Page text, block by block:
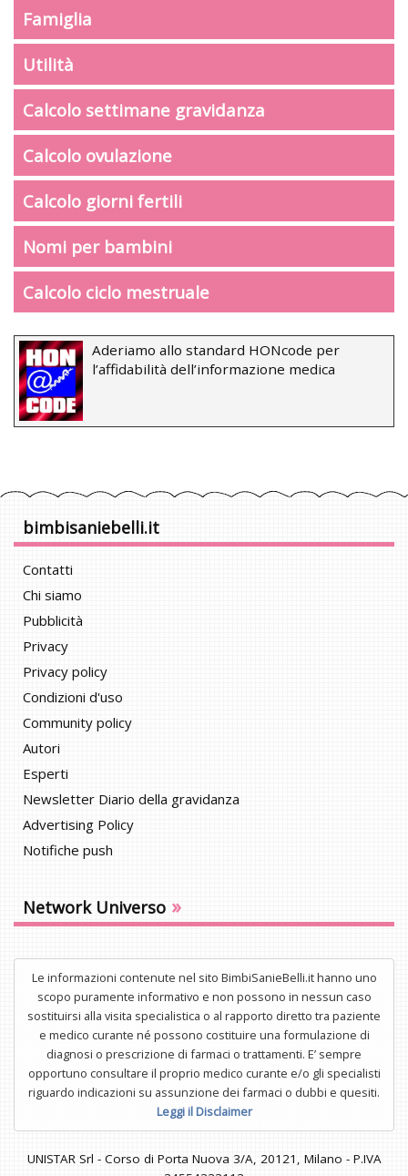
Famiglia
Utilità
Calcolo settimane gravidanza
Calcolo ovulazione
Calcolo giorni fertili
Nomi per bambini
Calcolo ciclo mestruale
Aderiamo allo standard HONcode per
l’affidabilità dell’informazione medica
bimbisaniebelli.it
Contatti
Chi siamo
Pubblicità
Privacy
Privacy policy
Condizioni d'uso
Community policy
Autori
Esperti
Newsletter Diario della gravidanza
Advertising Policy
Notifiche push
Network Universo »
Le informazioni contenute nel sito BimbiSanieBelli.it hanno uno
scopo puramente informativo e non possono in nessun caso
sostituirsi alla visita specialistica o al rapporto diretto tra paziente
e medico curante né possono costituire una formulazione di
diagnosi o prescrizione di farmaci o trattamenti. E’ sempre
opportuno consultare il proprio medico curante e/o gli specialisti
riguardo indicazioni su assunzione dei farmaci o dubbi e quesiti.
Leggi il Disclaimer
UNISTAR Srl - Corso di Porta Nuova 3/A, 20121, Milano - P.IVA